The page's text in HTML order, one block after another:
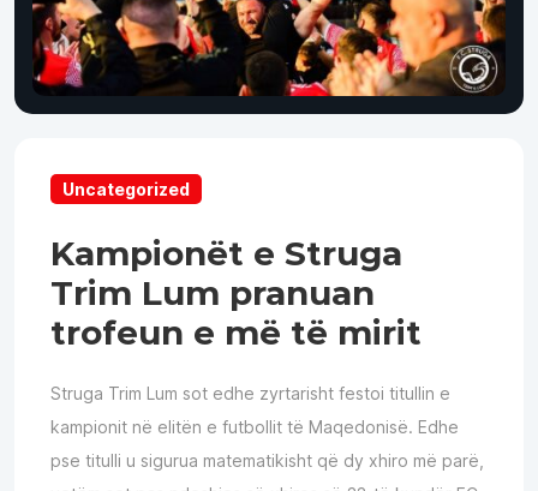
Uncategorized
Kampionët e Struga
Trim Lum pranuan
trofeun e më të mirit
Struga Trim Lum sot edhe zyrtarisht festoi titullin e
kampionit në elitën e futbollit të Maqedonisë. Edhe
pse titulli u sigurua matematikisht që dy xhiro më parë,